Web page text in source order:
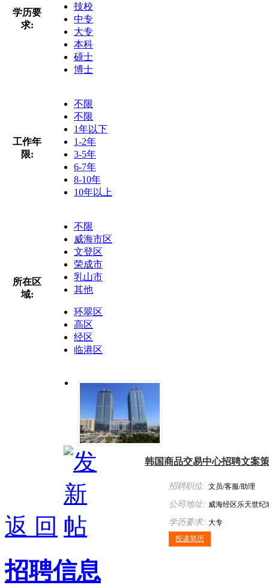
学历要
求:
技校
中专
大专
本科
硕士
博士
工作年
限:
不限
不限
1年以下
1-2年
3-5年
6-7年
8-10年
10年以上
所在区
域:
不限
威海市区
文登区
荣成市
乳山市
其他
环翠区
高区
经区
临港区
韩国商品交易中心招聘文案
招聘职位: 文员/客服/助理
公司地址: 威海经区乐天世纪
学历要求: 大专
投递简历
返 回
招聘信息